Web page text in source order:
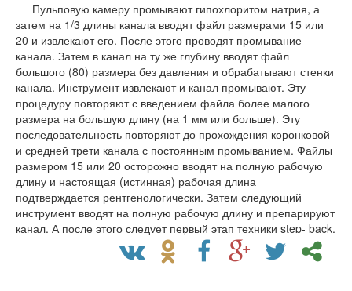
Пульповую камеру промывают гипохлоритом натрия, а
затем на 1/3 длины канала вводят файл размерами 15 или
20 и извлекают его. После этого проводят промывание
канала. Затем в канал на ту же глубину вводят файл
большого (80) размера без давления и обрабатывают стенки
канала. Инструмент извлекают и канал промывают. Эту
процедуру повторяют с введением файла более малого
размера на большую длину (на 1 мм или больше). Эту
последовательность повторяют до прохождения коронковой
и средней трети канала с постоянным промыванием. Файлы
размером 15 или 20 осторожно вводят на полную рабочую
длину и настоящая (истинная) рабочая длина
подтверждается рентгенологически. Затем следующий
инструмент вводят на полную рабочую длину и препарируют
канал. А после этого следует первый этап техники step- back.